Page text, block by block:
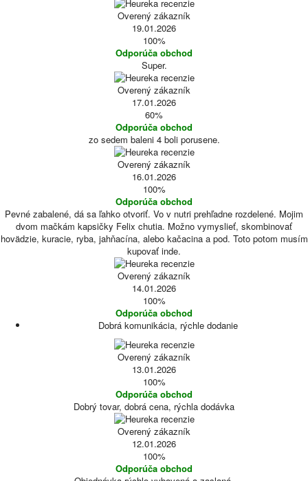
Overený zákazník
19.01.2026
100%
Odporúča obchod
Super.
Overený zákazník
17.01.2026
60%
Odporúča obchod
zo sedem baleni 4 boli porusene.
Overený zákazník
16.01.2026
100%
Odporúča obchod
Pevné zabalené, dá sa ľahko otvoriť. Vo v nutri prehľadne rozdelené. Mojim
dvom mačkám kapsičky Felix chutia. Možno vymyslieť, skombinovať
hovädzie, kuracie, ryba, jahňacína, alebo kačacina a pod. Toto potom musím
kupovať inde.
Overený zákazník
14.01.2026
100%
Odporúča obchod
Dobrá komunikácia, rýchle dodanie
Overený zákazník
13.01.2026
100%
Odporúča obchod
Dobrý tovar, dobrá cena, rýchla dodávka
Overený zákazník
12.01.2026
100%
Odporúča obchod